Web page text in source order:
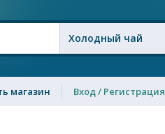
Холодный чай
магазин Вход / Регистрация